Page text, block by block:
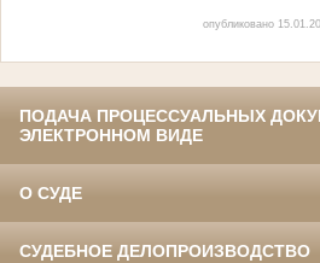
опубликовано
ПОДАЧА ПРОЦЕССУАЛЬНЫХ
ЭЛЕКТРОННОМ ВИДЕ
О СУДЕ
СУДЕБНОЕ ДЕЛОПРОИЗВОДСТВО